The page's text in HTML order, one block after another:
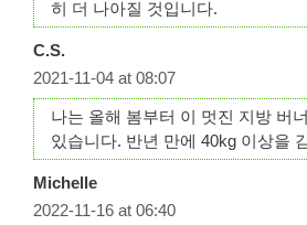
히 더 나아질 것입니다.
C.S.
2021-11-04 at 08:07
나는 올해 봄부터 이 멋진 지방 버
있습니다. 반년 만에 40kg 이상을
Michelle
2022-11-16 at 06:40